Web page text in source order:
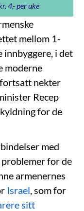
4,- per uke
mellom 1-
innbyggere, i det
moderne
nekter
Recep
for de
med
for de
armenernes
Israel , som for
sitt